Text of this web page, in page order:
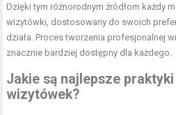
Dzięki tym różnorodnym źródłom każdy
wizytówki, dostosowany do swoich
działa. Proces tworzenia profesjonalnej
znacznie bardziej dostępny dla każdego.
Jakie są najlepsze
wizytówek?